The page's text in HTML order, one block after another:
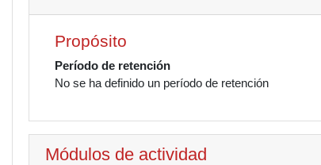
Propósito
Período de retención
No se ha definido un período de retención
Módulos de actividad